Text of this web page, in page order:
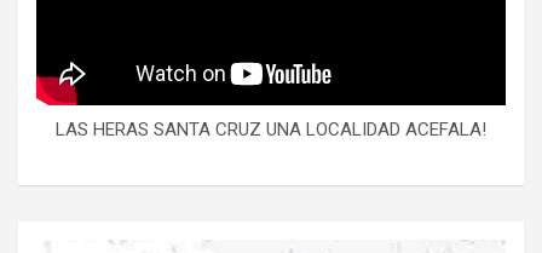
LAS HERAS SANTA CRUZ UNA LOCALIDAD ACEFALA!